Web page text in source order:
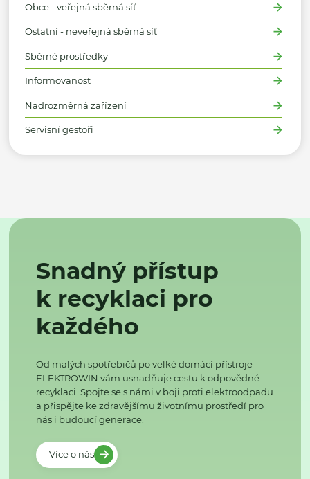
Obce - veřejná sběrná síť
Ostatní - neveřejná sběrná síť
Sběrné prostředky
Informovanost
Nadrozměrná zařízení
Servisní gestoři
Snadný přístup
k recyklaci pro
každého
Od malých spotřebičů po velké domácí přístroje –
ELEKTROWIN vám usnadňuje cestu k odpovědné
recyklaci. Spojte se s námi v boji proti elektroodpadu
a přispějte ke zdravějšímu životnímu prostředí pro
nás i budoucí generace.
Více o nás